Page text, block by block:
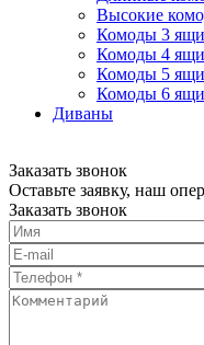
Высокие
Комоды 3
Комоды 4
Комоды 5
Комоды 6
Диваны
Заказать звонок
Оставьте заявку, наш
Заказать звонок